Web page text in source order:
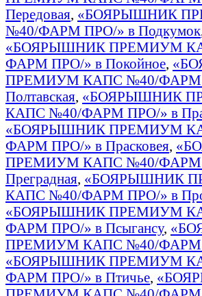
Передовая, «БОЯРЫШНИК
№40/ФАРМ ПРО/» в Подкумок
«БОЯРЫШНИК ПРЕМИУМ
ФАРМ ПРО/» в Покойное,
ПРЕМИУМ КАПС №40/ФАРМ
Полтавская, «БОЯРЫШНИК
КАПС №40/ФАРМ ПРО/» в
«БОЯРЫШНИК ПРЕМИУМ
ФАРМ ПРО/» в Прасковея,
ПРЕМИУМ КАПС №40/ФАРМ
Преградная, «БОЯРЫШНИК
КАПС №40/ФАРМ ПРО/» в
«БОЯРЫШНИК ПРЕМИУМ
ФАРМ ПРО/» в Псыгансу,
ПРЕМИУМ КАПС №40/ФАРМ
«БОЯРЫШНИК ПРЕМИУМ
ФАРМ ПРО/» в Птичье,